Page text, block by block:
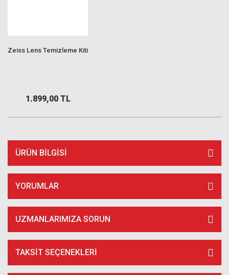
Zeiss Lens Temizleme Kiti
1.899,00 TL
ÜRÜN BILGISI
YORUMLAR
UZMANLARIMIZA SORUN
TAKSIT SEÇENEKLERI